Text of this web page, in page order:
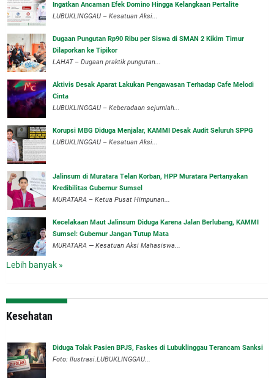
Ingatkan Ancaman Efek Domino Hingga Kelangkaan Pertalite
‎LUBUKLINGGAU – Kesatuan Aksi...
Dugaan Pungutan Rp90 Ribu per Siswa di SMAN 2 Kikim Timur
Dilaporkan ke Tipikor
LAHAT – Dugaan praktik pungutan...
Aktivis Desak Aparat Lakukan Pengawasan Terhadap Cafe Melodi
Cinta
LUBUKLINGGAU – Keberadaan sejumlah...
Korupsi MBG Diduga Menjalar, KAMMI Desak Audit Seluruh SPPG
‎LUBUKLINGGAU – Kesatuan Aksi...
‎Jalinsum di Muratara Telan Korban, HPP Muratara Pertanyakan
Kredibilitas Gubernur Sumsel
MURATARA – Ketua Pusat Himpunan...
‎Kecelakaan Maut Jalinsum Diduga Karena Jalan Berlubang, KAMMI
Sumsel: Gubernur Jangan Tutup Mata
‎MURATARA — Kesatuan Aksi Mahasiswa...
Lebih banyak »
Kesehatan
Diduga Tolak Pasien BPJS, Faskes di Lubuklinggau Terancam Sanksi
Foto: Ilustrasi.LUBUKLINGGAU...